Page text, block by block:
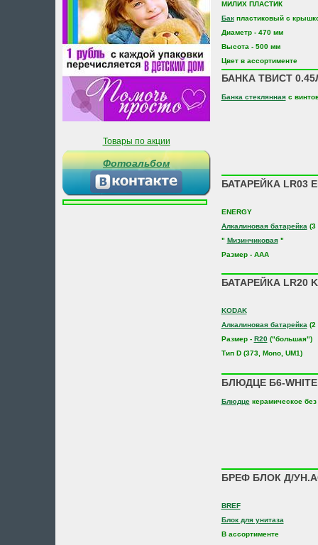
Товары по акции
Фотоальбом
МИЛИХ ПЛАСТИК
Бакпластиковый с
Диаметр - 470 мм
Высота - 500 мм
Цвет в ассортименте
БАНКА ТВИСТ
Банка стекляннаяс
БАТАРЕЙКА LR03
ENERGY
Алкалиновая батарейка (3
" Мизинчиковая"
Размер - ААА
БАТАРЕЙКА LR20
KODAK
Алкалиновая батарейка (2
Размер - R20("большая")
Тип D (373, Mono, UM1)
БЛЮДЦЕ Б6-WHITE
Блюдцекерамическое без
БРЕФ БЛОК Д/
BREF
Блок для унитаза
В ассортименте